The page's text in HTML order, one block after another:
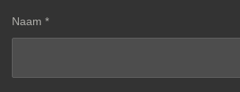
Naam *